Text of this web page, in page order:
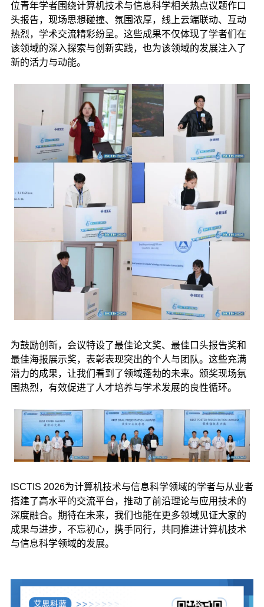
位青年学者围绕计算机技术与信息科学相关热点议题作口
头报告，现场思想碰撞、氛围浓厚，线上云端联动、互动
热烈，学术交流精彩纷呈。这些成果不仅体现了学者们在
该领域的深入探索与创新实践，也为该领域的发展注入了
新的活力与动能。
为鼓励创新，会议特设了最佳论文奖、最佳口头报告奖和
最佳海报展示奖，表彰表现突出的个人与团队。这些充满
潜力的成果，让我们看到了领域蓬勃的未来。颁奖现场氛
围热烈，有效促进了人才培养与学术发展的良性循环。
ISCTIS 2026为计算机技术与信息科学领域的学者与从业者
搭建了高水平的交流平台，推动了前沿理论与应用技术的
深度融合。期待在未来，我们也能在更多领域见证大家的
成果与进步，不忘初心，携手同行，共同推进计算机技术
与信息科学领域的发展。